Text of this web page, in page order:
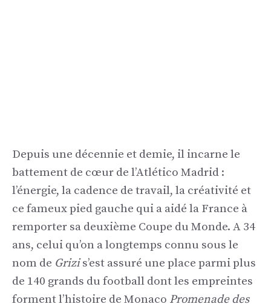
Depuis une décennie et demie, il incarne le
battement de cœur de l’Atlético Madrid :
l’énergie, la cadence de travail, la créativité et
ce fameux pied gauche qui a aidé la France à
remporter sa deuxième Coupe du Monde. A 34
ans, celui qu’on a longtemps connu sous le
nom de Grizis’est assuré une place parmi plus
de 140 grands du football dont les empreintes
forment l’histoire de Monaco Promenade des